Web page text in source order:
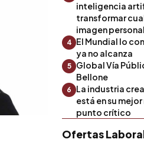
inteligencia
transformar
imagen
4 El Mundial lo
ya no alcanza
5
Global Vía
Bellone
6
La industria
está en su
punto crítico
Ofertas